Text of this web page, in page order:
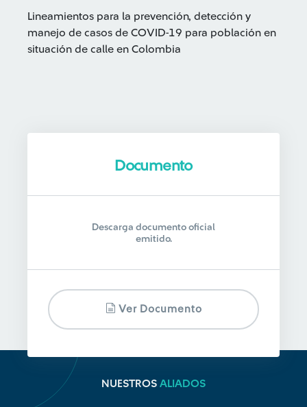
Lineamientos para la prevención, detección y
manejo de casos de COVID-19 para población en
situación de calle en Colombia
Documento
Descarga documento oficial
emitido.
Ver Documento
NUESTROS ALIADOS